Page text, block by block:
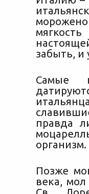
забыть, и
Самые
правда
организм.
Позже
века,